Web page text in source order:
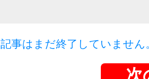
記事はまだ終了していませ
次